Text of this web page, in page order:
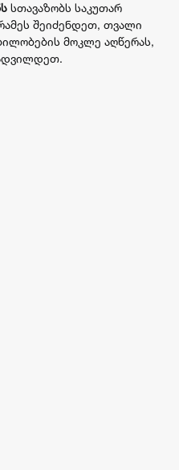
სთავაზობს საკუთარ
შეიძენდეთ, თვალი
მოკლე აღწერას,